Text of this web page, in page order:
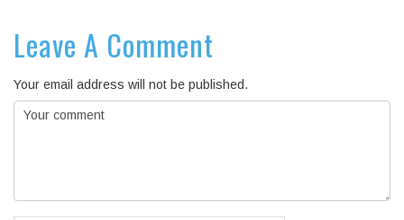
Leave A Comment
Your email address will not be published.